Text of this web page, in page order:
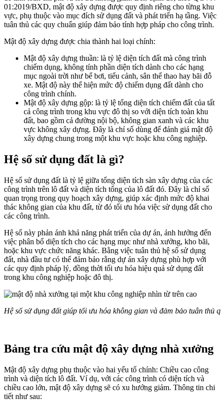
01:2019/BXD, mật độ xây dựng được quy định riêng cho từng khu
vực, phụ thuộc vào mục đích sử dụng đất và phát triển hạ tầng. Việc
tuân thủ các quy chuẩn giúp đảm bảo tính hợp pháp cho công trình.
Mật độ xây dựng được chia thành hai loại chính:
Mật độ xây dựng thuần: là tỷ lệ diện tích đất mà công trình
chiếm dụng, không tính phần diện tích dành cho các hạng
mục ngoài trời như bể bơi, tiểu cảnh, sân thể thao hay bãi đỗ
xe. Mật độ này thể hiện mức độ chiếm dụng đất dành cho
công trình chính.
Mật độ xây dựng gộp: là tỷ lệ tổng diện tích chiếm đất của tất
cả công trình trong khu vực đô thị so với diện tích toàn khu
đất, bao gồm cả đường nội bộ, không gian xanh và các khu
vực không xây dựng. Đây là chỉ số dùng để đánh giá mật độ
xây dựng chung trong một khu vực hoặc khu công nghiệp.
Hệ số sử dụng đất là gì?
Hệ số sử dụng đất là tỷ lệ giữa tổng diện tích sàn xây dựng của các
công trình trên lô đất và diện tích tổng của lô đất đó. Đây là chỉ số
quan trọng trong quy hoạch xây dựng, giúp xác định mức độ khai
thác không gian của khu đất, từ đó tối ưu hóa việc sử dụng đất cho
các công trình.
Hệ số này phản ánh khả năng phát triển của dự án, ảnh hưởng đến
việc phân bổ diện tích cho các hạng mục như nhà xưởng, kho bãi,
hoặc khu vực chức năng khác. Bằng việc tuân thủ hệ số sử dụng
đất, nhà đầu tư có thể đảm bảo rằng dự án xây dựng phù hợp với
các quy định pháp lý, đồng thời tối ưu hóa hiệu quả sử dụng đất
trong khu công nghiệp hoặc đô thị.
Hệ số sử dụng đất giúp tối ưu hóa không gian và đảm bảo tuân thủ
Bảng tra cứu mật độ xây dựng nhà xưởng
Mật độ xây dựng phụ thuộc vào hai yếu tố chính: Chiều cao công
trình và diện tích lô đất. Ví dụ, với các công trình có diện tích và
chiều cao lớn, mật độ xây dựng sẽ có xu hướng giảm. Thông tin chi
tiết như sau: